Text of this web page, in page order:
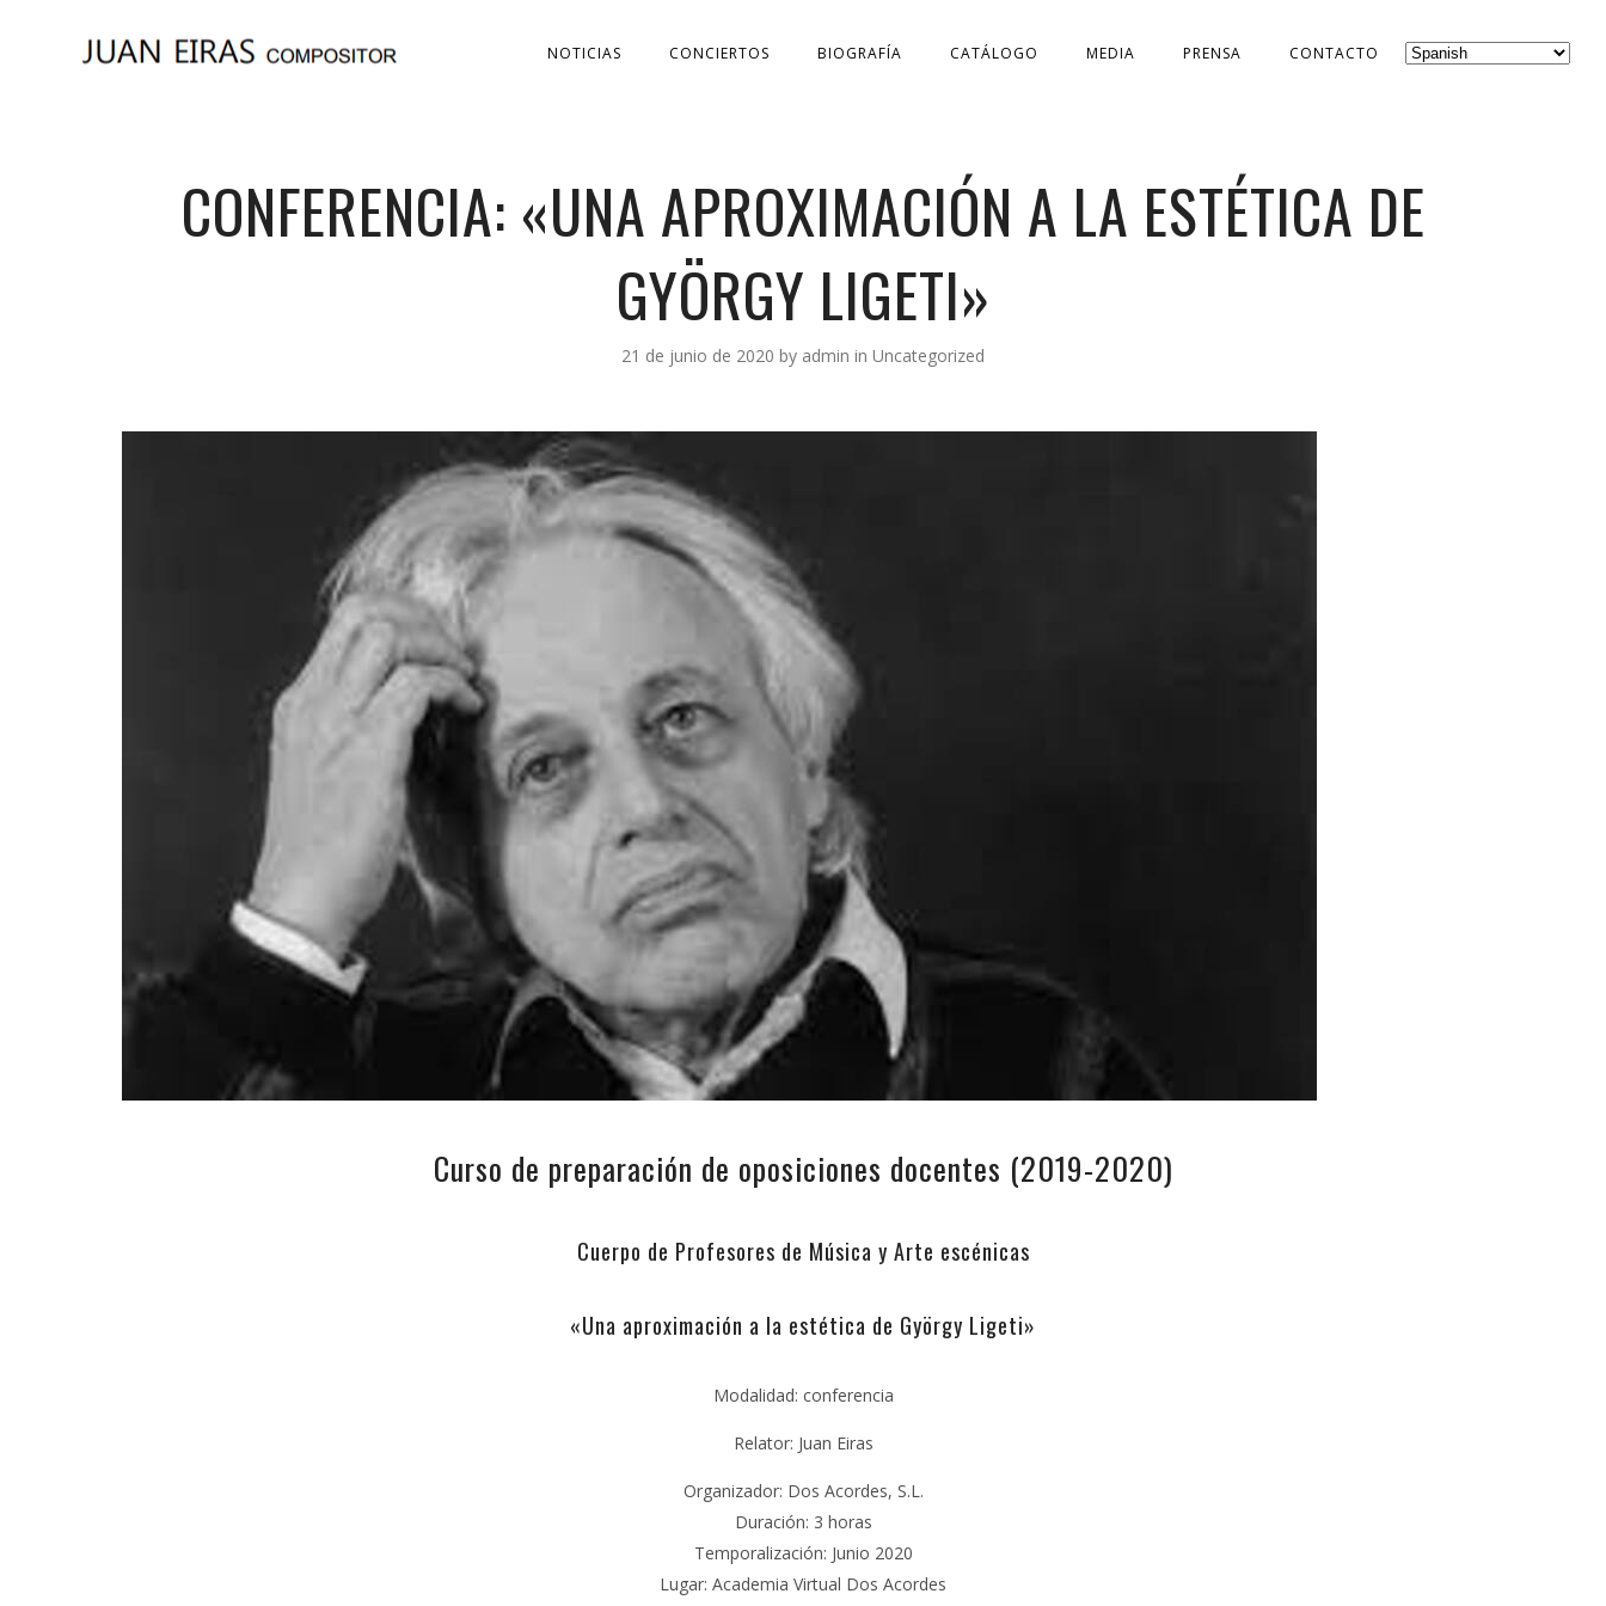
NOTICIAS CONCIERTOS BIOGRAFÍA CATÁLOGO MEDIA PRENSA CONTACTO
CONFERENCIA: «UNA APROXIMACIÓN A LA ESTÉTICA DE
GYÖRGY LIGETI»
21 de junio de 2020 by admin in Uncategorized
Curso de preparación de oposiciones docentes (2019-2020)
Cuerpo de Profesores de Música y Arte escénicas
«Una aproximación a la estética de György Ligeti»
Modalidad: conferencia
Relator: Juan Eiras
Organizador: Dos Acordes, S.L.
Duración: 3 horas
Temporalización: Junio 2020
Lugar: Academia Virtual Dos Acordes